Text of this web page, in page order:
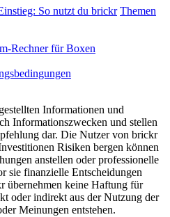
So nutzt du brickr Themen
Rechner für Boxen
Informationen und
Informationszwecken und stellen
dar. Die Nutzer von brickr
Risiken bergen können
anstellen oder professionelle
sie finanzielle Entscheidungen
übernehmen keine Haftung für
oder indirekt aus der Nutzung der
Meinungen entstehen.